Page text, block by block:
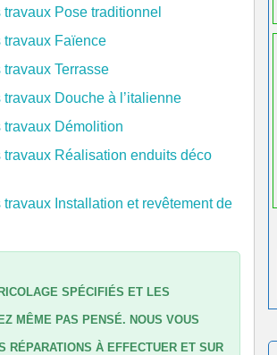
travaux Pose traditionnel
travaux Faïence
travaux Terrasse
travaux Douche à l’italienne
travaux Démolition
travaux Réalisation enduits déco
travaux Installation et revêtement de
SPÉCIFIÉS ET LES
MÊME PAS PENSÉ. NOUS VOUS
RÉPARATIONS À EFFECTUER ET SUR